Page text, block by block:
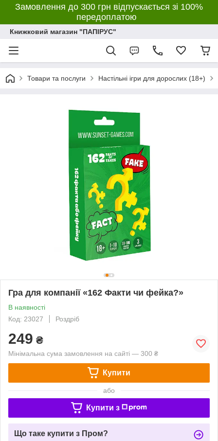
Замовлення до 300 грн відпускається зі 100%
передоплатою
Книжковий магазин "ПАПІРУС"
Товари та послуги Настільні ігри для дорослих (18+)
Гра для компанії «162 Факти чи фейка?»
В наявності
Код: 23027
Роздріб
249 ₴
Мінімальна сума замовлення на сайті — 300 ₴
Купити
або
Купити з
Що таке купити з Пром?